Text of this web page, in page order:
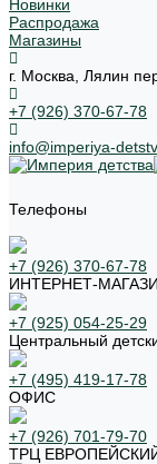
Новинки
Распродажа
Магазины
г. Москва, Лялин
+7 (926) 370-67-78
info@imperiya-
Телефоны
+7 (926) 370-67-78
ИНТЕРНЕТ-
+7 (925) 054-25-29
Центральный
+7 (495) 419-17-78
ОФИС
+7 (926) 701-79-70
ТРЦ